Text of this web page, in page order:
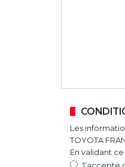
Les
TOYOTA
En validant